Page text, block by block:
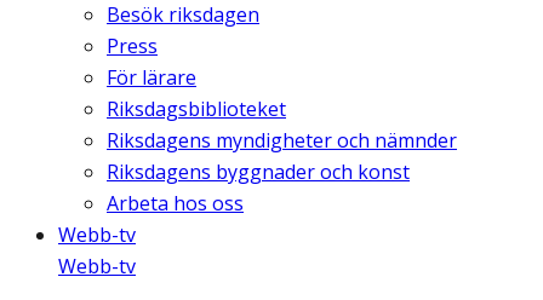
Besök riksdagen
Press
För lärare
Riksdagsbiblioteket
Riksdagens myndigheter och nämnder
Riksdagens byggnader och konst
Arbeta hos oss
Webb-tv
Webb-tv